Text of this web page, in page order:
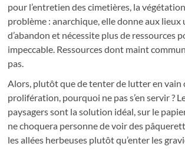
pour l’entretien des cimetières, la
problème : anarchique, elle donne aux lieux
d’abandon et nécessite plus de ressources
impeccable. Ressources dont maint
pas.
Alors, plutôt que de tenter de lutter en vain
prolifération, pourquoi ne pas s’en servir ?
paysagers sont la solution idéal, sur le
ne choquera personne de voir des
les allées herbeuses plutôt qu’enter les